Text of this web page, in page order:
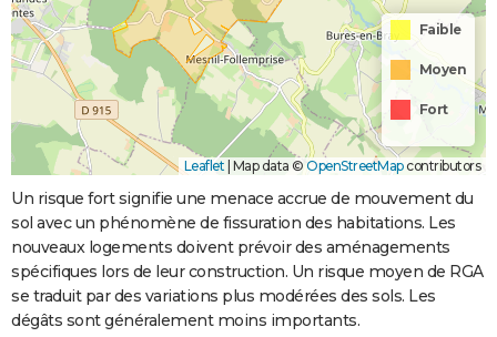
Faible
Moyen
Fort
Leaflet | Map data © OpenStreetMapcontributors
Un risque fort signifie une menace accrue de mouvement du
sol avec un phénomène de fissuration des habitations. Les
nouveaux logements doivent prévoir des aménagements
spécifiques lors de leur construction. Un risque moyen de RGA
se traduit par des variations plus modérées des sols. Les
dégâts sont généralement moins importants.